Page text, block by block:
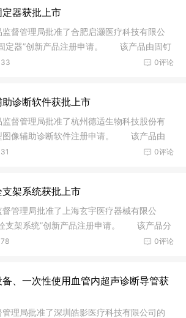
器获批上市
管理局批准了合肥启灏医疗科技有限公
定器”创新产品注册申请。 该产品由固钉
0评论
诊断软件获批上市
管理局批准了杭州德适生物科技股份有
图像辅助诊断软件注册申请。 该产品由
0评论
架系统获批上市
管理局批准了上海玄宇医疗器械有限公
支架系统”创新产品注册申请。 该产品分
0评论
、一次性使用血管内超声诊断导管获
理局批准了深圳皓影医疗科技有限公司的